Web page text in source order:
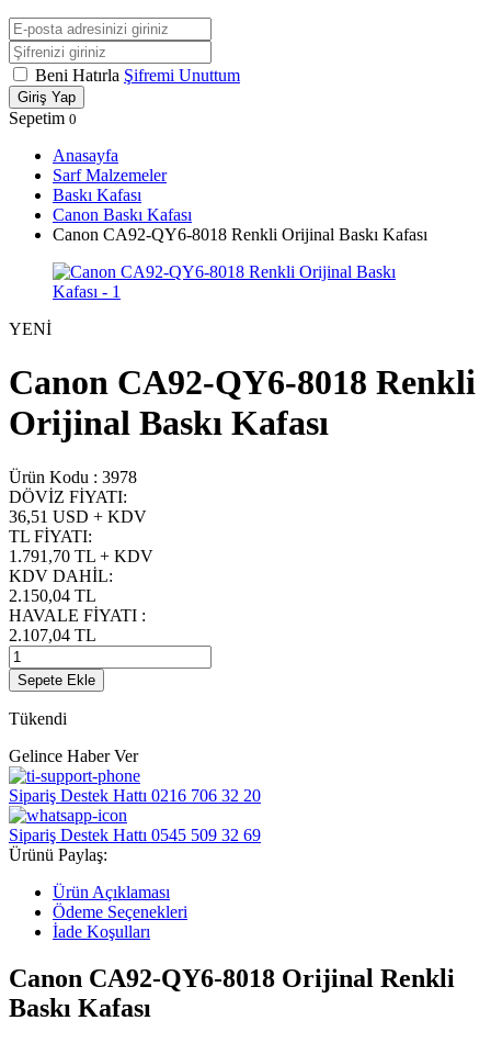
Beni Hatırla Şifremi Unuttum
Giriş Yap
Sepetim 0
Anasayfa
Sarf Malzemeler
Baskı Kafası
Canon Baskı Kafası
Canon CA92-QY6-8018 Renkli Orijinal Baskı Kafası
YENİ
Canon CA92-QY6-8018 Renkli
Orijinal Baskı Kafası
Ürün Kodu : 3978
DÖVİZ FİYATI:
36,51 USD + KDV
TL FİYATI:
1.791,70 TL + KDV
KDV DAHİL:
2.150,04 TL
HAVALE FİYATI :
2.107,04 TL
Sepete Ekle
Tükendi
Gelince Haber Ver
Sipariş Destek Hattı 0216 706 32 20
Sipariş Destek Hattı 0545 509 32 69
Ürünü Paylaş:
Ürün Açıklaması
Ödeme Seçenekleri
İade Koşulları
Canon CA92-QY6-8018 Orijinal Renkli
Baskı Kafası